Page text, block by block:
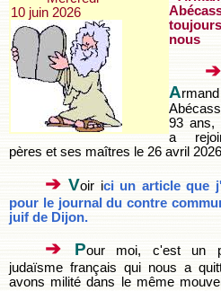
10 juin 2026
nous
➔
Armand
93 ans,
a
pères et ses maîtres le 26 avril
➔Voir ici un article que
pour le journal du contre
juif de Dijon.
➔ Pour moi, c'est un
judaïsme français qui nous a
avons milité dans le même